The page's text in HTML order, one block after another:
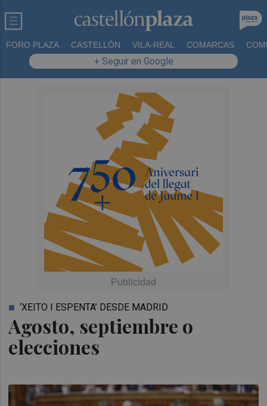
FORO PLAZA CASTELLÓN VILA-REAL COMARCAS
+ Seguir en Google
Agosto, septiembre o
elecciones
‘XEITO I ESPENTA’ DESDE MADRID